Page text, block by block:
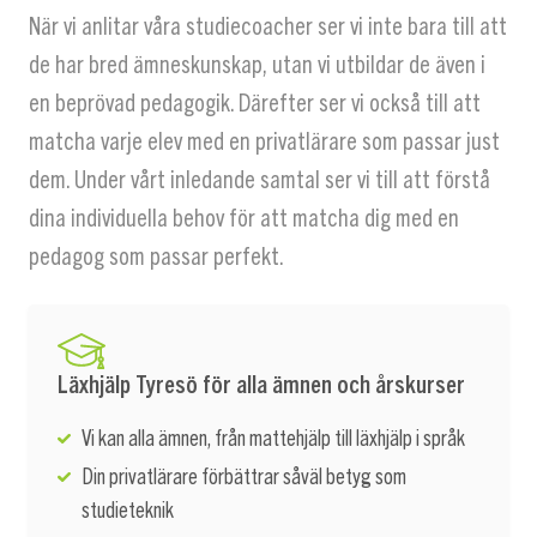
När vi anlitar våra studiecoacher ser vi inte bara till att
de har bred ämneskunskap, utan vi utbildar de även i
en beprövad pedagogik. Därefter ser vi också till att
matcha varje elev med en privatlärare som passar just
dem. Under vårt inledande samtal ser vi till att förstå
dina individuella behov för att matcha dig med en
pedagog som passar perfekt.
Läxhjälp Tyresö för alla ämnen och årskurser
Vi kan alla ämnen, från mattehjälp till läxhjälp i språk
Din privatlärare förbättrar såväl betyg som
studieteknik